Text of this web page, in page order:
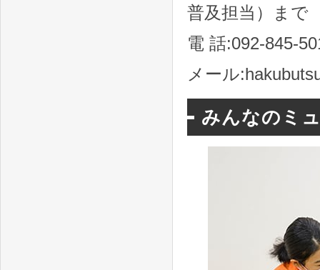
普及担当）まで
電 話:092-845-
メール
みんなのミ